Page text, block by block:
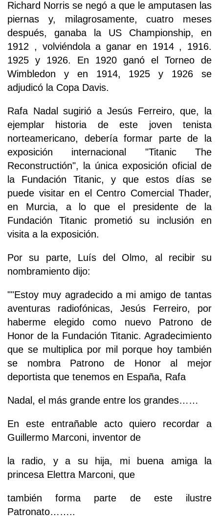
Richard Norris se negó a que le amputasen las
piernas y, milagrosamente, cuatro meses
después, ganaba la US Championship, en
1912 , volviéndola a ganar en 1914 , 1916.
1925 y 1926. En 1920 ganó el Torneo de
Wimbledon y en 1914, 1925 y 1926 se
adjudicó la Copa Davis.
Rafa Nadal sugirió a Jesús Ferreiro, que, la
ejemplar historia de este joven tenista
norteamericano, debería formar parte de la
exposición internacional "Titanic The
Reconstructión", la única exposición oficial de
la Fundación Titanic, y que estos días se
puede visitar en el Centro Comercial Thader,
en Murcia, a lo que el presidente de la
Fundación Titanic prometió su inclusión en
visita a la exposición.
Por su parte, Luís del Olmo, al recibir su
nombramiento dijo:
""Estoy muy agradecido a mi amigo de tantas
aventuras radiofónicas, Jesús Ferreiro, por
haberme elegido como nuevo Patrono de
Honor de la Fundación Titanic. Agradecimiento
que se multiplica por mil porque hoy también
se nombra Patrono de Honor al mejor
deportista que tenemos en España, Rafa
Nadal, el más grande entre los grandes……
En este entrañable acto quiero recordar a
Guillermo Marconi, inventor de
la radio, y a su hija, mi buena amiga la
princesa Elettra Marconi, que
también forma parte de este ilustre
Patronato……..